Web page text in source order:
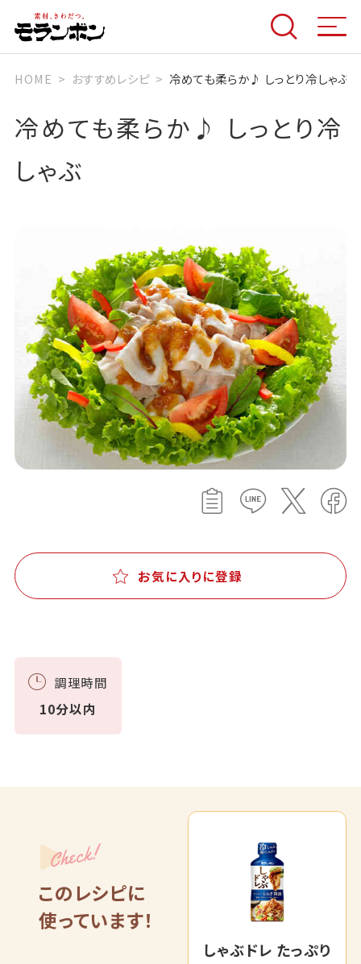
HOME おすすめレシピ 冷めても柔らか♪ しっとり冷しゃぶ
冷めても柔らか♪ しっとり冷
しゃぶ
お気に入りに登録
調理時間
10分以内
Check!
このレシピに
使っています！
しゃぶドレ たっぷり